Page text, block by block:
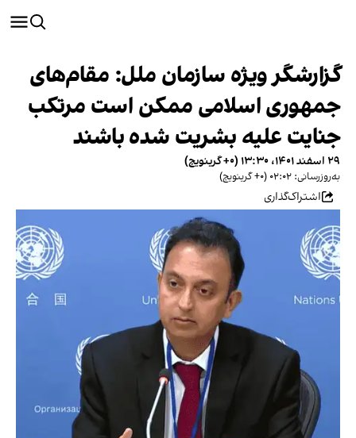
گزارشگر ویژه سازمان ملل: مقام‌های
جمهوری اسلامی ممکن است مرتکب
جنایت علیه بشریت شده باشند
۲۹ اسفند ۱۴۰۱، ۱۳:۳۰ (‎+۰ گرینویچ)
به‌روزرسانی: ۰۲:۰۲ (‎+۰ گرینویچ)
اشتراک‌گذاری